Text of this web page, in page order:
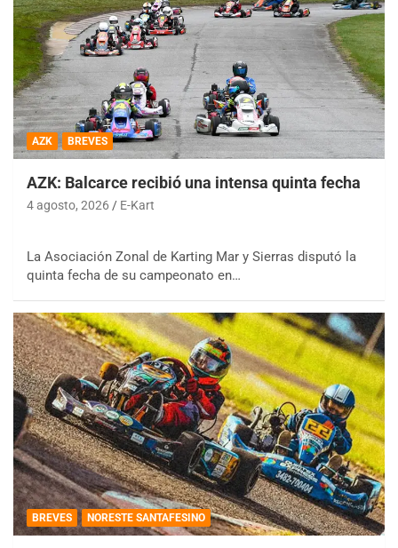
AZK BREVES
AZK: Balcarce recibió una intensa quinta fecha
4 agosto, 2026 E-Kart
La Asociación Zonal de Karting Mar y Sierras disputó la
quinta fecha de su campeonato en…
BREVES NORESTE SANTAFESINO